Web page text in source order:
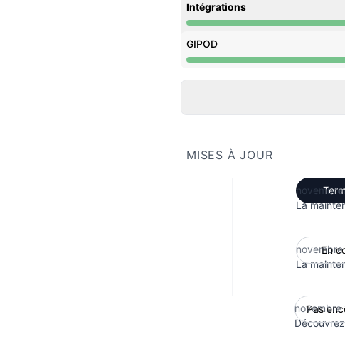
Intégrations
Maintenance en cours
GIPOD
Maintenance en cours
MISES À JOUR
La
En
La
novembre